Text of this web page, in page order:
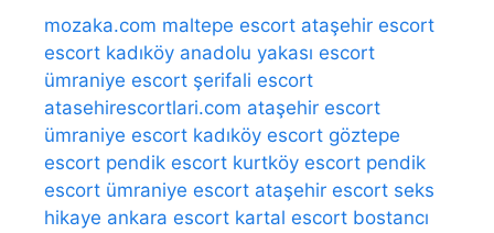
mozaka.com maltepe escort ataşehir escort
escort kadıköy anadolu yakası escort
ümraniye escort şerifali escort
atasehirescortlari.com ataşehir escort
ümraniye escort kadıköy escort göztepe
escort pendik escort kurtköy escort pendik
escort ümraniye escort ataşehir escort seks
hikaye ankara escort kartal escort bostancı